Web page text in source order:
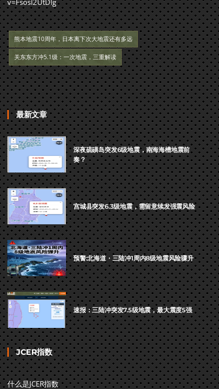
熊本地震10周年，日本离下次大地震还有多远
关东东方冲5.1级：一次地震，三重解读
最新文章
深夜硫磺岛突发6级地震，南海海槽地震前
奏？
宫城县突发6.3级地震，需留意续发强震风险
预警:北海道・三陆冲1周内8级地震风险骤升
速报：三陆冲突发7.5级地震，最大震度5强
JCER指数
什么是JCER指数